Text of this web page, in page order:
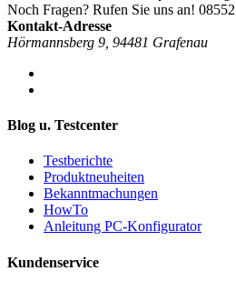
Noch Fragen? Rufen Sie uns an!
Kontakt-Adresse
Hörmannsberg 9, 94481 Grafenau
Blog u. Testcenter
Testberichte
Produktneuheiten
Bekanntmachungen
HowTo
Anleitung PC-Konfigurator
Kundenservice